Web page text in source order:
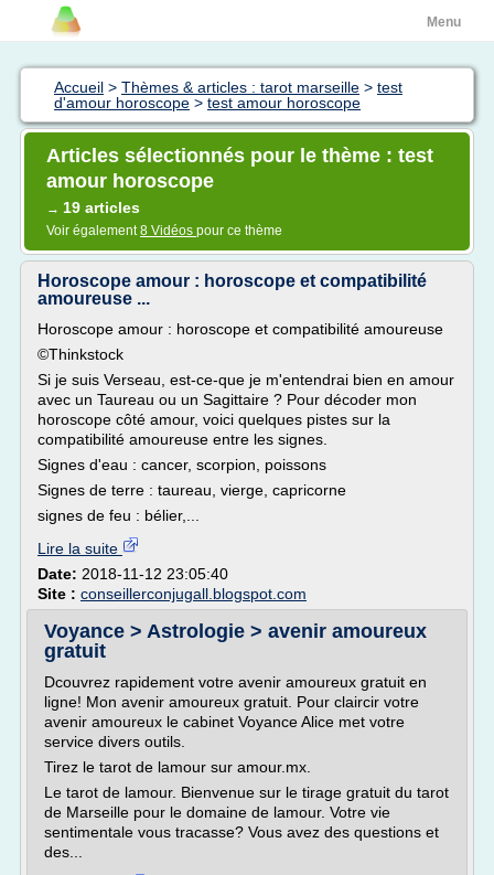
Menu
Accueil > Thèmes & articles : tarot marseille > test
d'amour horoscope > test amour horoscope
Articles sélectionnés pour le thème : test
amour horoscope
→ 19 articles
Voir également8 Vidéos pour ce thème
Horoscope amour : horoscope et compatibilité
amoureuse ...
Horoscope amour : horoscope et compatibilité amoureuse
©Thinkstock
Si je suis Verseau, est-ce-que je m'entendrai bien en amour
avec un Taureau ou un Sagittaire ? Pour décoder mon
horoscope côté amour, voici quelques pistes sur la
compatibilité amoureuse entre les signes.
Signes d'eau : cancer, scorpion, poissons
Signes de terre : taureau, vierge, capricorne
signes de feu : bélier,...
Lire la suite
Date: 2018-11-12 23:05:40
Site : conseillerconjugall.blogspot.com
Voyance > Astrologie > avenir amoureux
gratuit
Dcouvrez rapidement votre avenir amoureux gratuit en
ligne! Mon avenir amoureux gratuit. Pour claircir votre
avenir amoureux le cabinet Voyance Alice met votre
service divers outils.
Tirez le tarot de lamour sur amour.mx.
Le tarot de lamour. Bienvenue sur le tirage gratuit du tarot
de Marseille pour le domaine de lamour. Votre vie
sentimentale vous tracasse? Vous avez des questions et
des...